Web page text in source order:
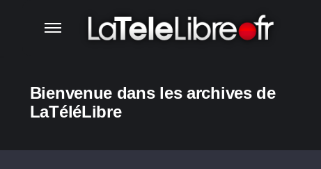
Bienvenue dans les archives de
LaTéléLibre